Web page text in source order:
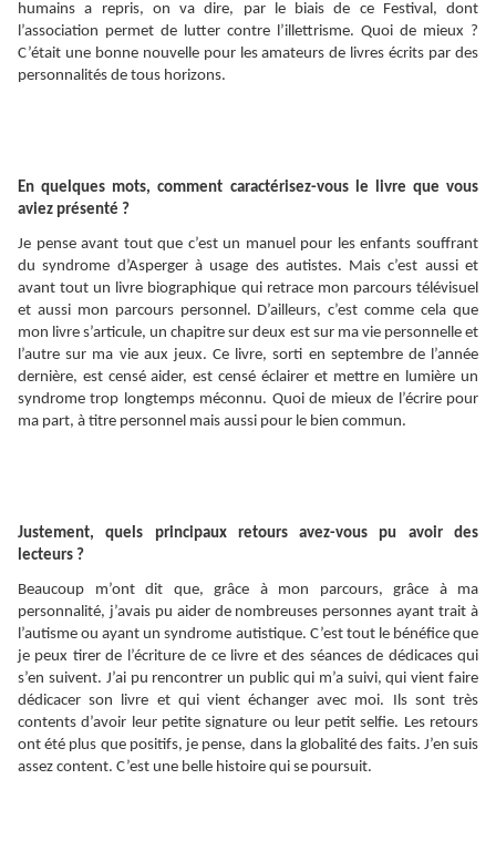
humains a repris, on va dire, par le biais de ce Festival, dont
l’association permet de lutter contre l’illettrisme. Quoi de mieux ?
C’était une bonne nouvelle pour les amateurs de livres écrits par des
personnalités de tous horizons.
En quelques mots, comment caractérisez-vous le livre que vous
aviez présenté ?
Je pense avant tout que c’est un manuel pour les enfants souffrant
du syndrome d’Asperger à usage des autistes. Mais c’est aussi et
avant tout un livre biographique qui retrace mon parcours télévisuel
et aussi mon parcours personnel. D’ailleurs, c’est comme cela que
mon livre s’articule, un chapitre sur deux est sur ma vie personnelle et
l’autre sur ma vie aux jeux. Ce livre, sorti en septembre de l’année
dernière, est censé aider, est censé éclairer et mettre en lumière un
syndrome trop longtemps méconnu. Quoi de mieux de l’écrire pour
ma part, à titre personnel mais aussi pour le bien commun.
Justement, quels principaux retours avez-vous pu avoir des
lecteurs ?
Beaucoup m’ont dit que, grâce à mon parcours, grâce à ma
personnalité, j’avais pu aider de nombreuses personnes ayant trait à
l’autisme ou ayant un syndrome autistique. C’est tout le bénéfice que
je peux tirer de l’écriture de ce livre et des séances de dédicaces qui
s’en suivent. J’ai pu rencontrer un public qui m’a suivi, qui vient faire
dédicacer son livre et qui vient échanger avec moi. Ils sont très
contents d’avoir leur petite signature ou leur petit selfie. Les retours
ont été plus que positifs, je pense, dans la globalité des faits. J’en suis
assez content. C’est une belle histoire qui se poursuit.